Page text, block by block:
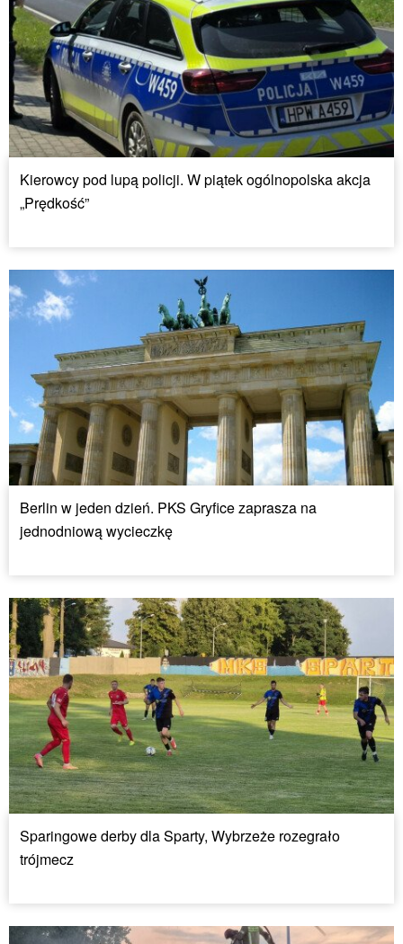
Kierowcy pod lupą policji. W piątek ogólnopolska akcja
„Prędkość”
Berlin w jeden dzień. PKS Gryfice zaprasza na
jednodniową wycieczkę
Sparingowe derby dla Sparty, Wybrzeże rozegrało
trójmecz